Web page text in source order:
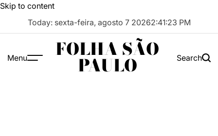
Skip to content
Today: sexta-feira, agosto 7 20262:41:24 PM
Menu FOLHA SÃO
PAULO Search